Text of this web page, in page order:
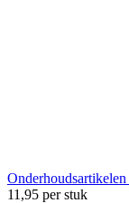
Onderhoudsartikelen
11,95 per stuk